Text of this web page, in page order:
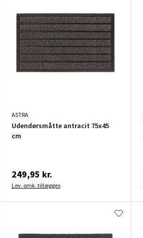
ASTRA
Udendørsmåtte antracit 75x45
cm
249,95 kr.
Lev. omk. tillægges